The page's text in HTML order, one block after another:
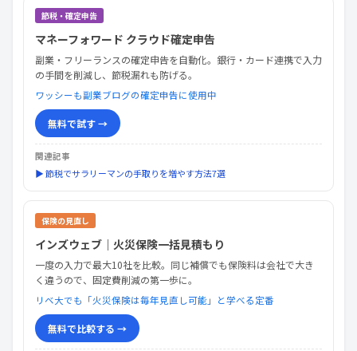
節税・確定申告
マネーフォワード クラウド確定申告
副業・フリーランスの確定申告を自動化。銀行・カード連携で入力
の手間を削減し、節税漏れも防げる。
ワッシーも副業ブログの確定申告に使用中
無料で試す →
関連記事
▶ 節税でサラリーマンの手取りを増やす方法7選
保険の見直し
インズウェブ｜火災保険一括見積もり
一度の入力で最大10社を比較。同じ補償でも保険料は会社で大き
く違うので、固定費削減の第一歩に。
リベ大でも「火災保険は毎年見直し可能」と学べる定番
無料で比較する →